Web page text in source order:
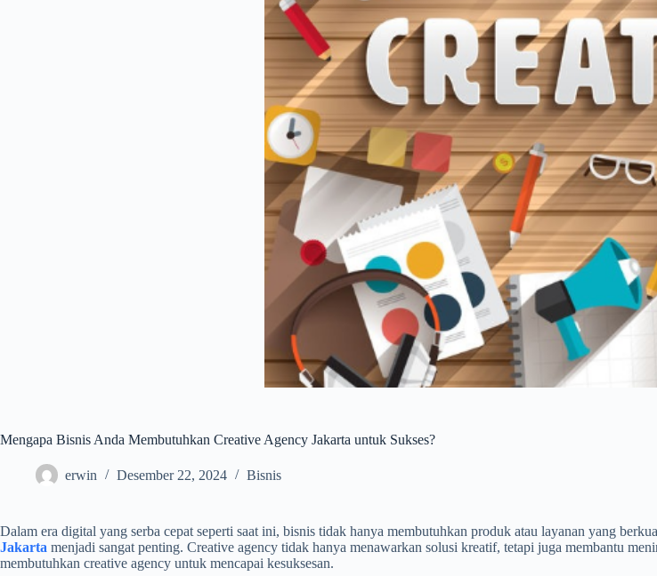
Mengapa Bisnis Anda Membutuhkan Creative Agency Jakarta untuk Sukses?
erwin Desember 22, 2024 Bisnis
Dalam era digital yang serba cepat seperti saat ini, bisnis tidak hanya membutuhkan produk atau layanan yang
Jakarta menjadi sangat penting. Creative agency tidak hanya menawarkan solusi kreatif, tetapi juga membantu
membutuhkan creative agency untuk mencapai kesuksesan.